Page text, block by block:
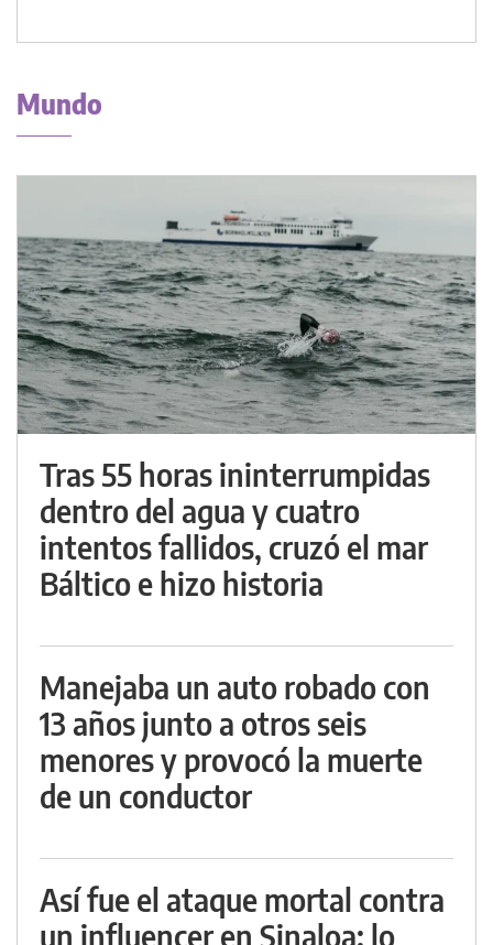
Mundo
Tras 55 horas ininterrumpidas
dentro del agua y cuatro
intentos fallidos, cruzó el mar
Báltico e hizo historia
Manejaba un auto robado con
13 años junto a otros seis
menores y provocó la muerte
de un conductor
Así fue el ataque mortal contra
un influencer en Sinaloa: lo